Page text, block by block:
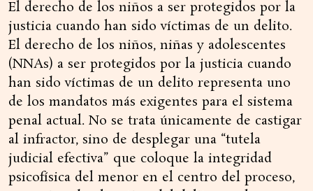
El derecho de los niños a ser protegidos por la
justicia cuando han sido víctimas de un delito.
El derecho de los niños, niñas y adolescentes
(NNAs) a ser protegidos por la justicia cuando
han sido víctimas de un delito representa uno
de los mandatos más exigentes para el sistema
penal actual. No se trata únicamente de castigar
al infractor, sino de desplegar una “tutela
judicial efectiva” que coloque la integridad
psicofísica del menor en el centro del proceso,